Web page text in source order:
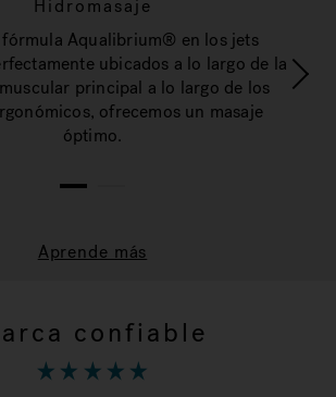
Hidromasaje
Aqualibrium® en los jets
ubicados a lo largo de la
principal a lo largo de los
ofrecemos un masaje
óptimo.
1
Aprende más
confiable